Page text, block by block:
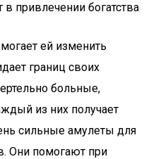
привлечении богатства
ей изменить
границ своих
больные,
из них получает
сильные амулеты для
Они помогают при